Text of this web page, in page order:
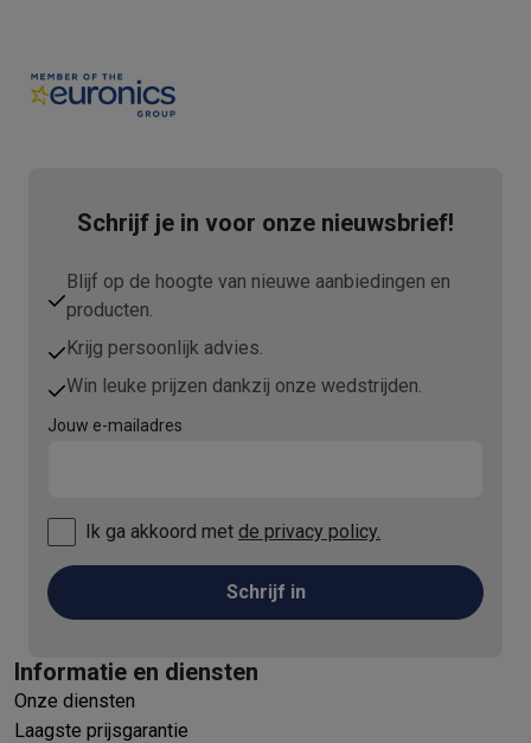
Schrijf je in voor onze nieuwsbrief!
Blijf op de hoogte van nieuwe aanbiedingen en
producten.
Krijg persoonlijk advies.
Win leuke prijzen dankzij onze wedstrijden.
Jouw e-mailadres
Ik ga akkoord met de privacy policy.
Schrijf in
Informatie en diensten
Onze diensten
Laagste prijsgarantie